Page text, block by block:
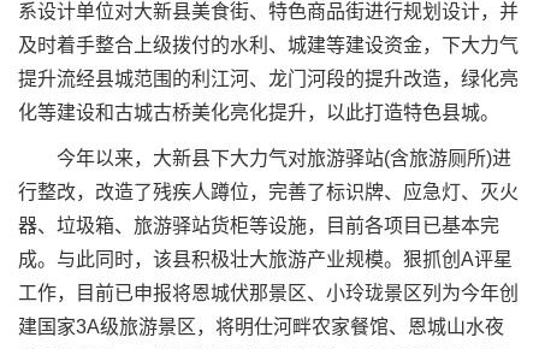
系设计单位对大新县美食街、特色商品街进行规划设计，并
及时着手整合上级拨付的水利、城建等建设资金，下大力气
提升流经县城范围的利江河、龙门河段的提升改造，绿化亮
化等建设和古城古桥美化亮化提升，以此打造特色县城。
今年以来，大新县下大力气对旅游驿站(含旅游厕所)进
行整改，改造了残疾人蹲位，完善了标识牌、应急灯、灭火
器、垃圾箱、旅游驿站货柜等设施，目前各项目已基本完
成。与此同时，该县积极壮大旅游产业规模。狠抓创A评星
工作，目前已申报将恩城伏那景区、小玲珑景区列为今年创
建国家3A级旅游景区，将明仕河畔农家餐馆、恩城山水夜